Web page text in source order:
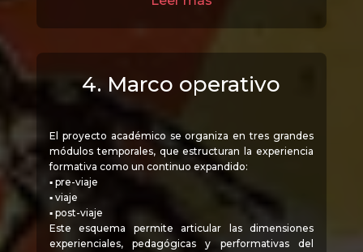
4. Marco operativo
El proyecto académico se organiza en tres grandes
módulos temporales, que estructuran la experiencia
formativa como un continuo expandido:
▪ pre-viaje
▪ viaje
▪ post-viaje
Este esquema permite articular las dimensiones
experienciales, pedagógicas y performativas del